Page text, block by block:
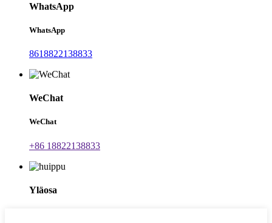
WhatsApp
WhatsApp
8618822138833
WeChat
WeChat
+86 18822138833
Yläosa